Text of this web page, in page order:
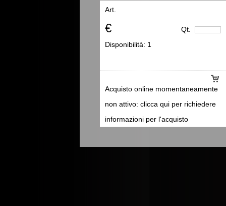
Art.
€ Qt.
Acquisto online momentaneamente
non attivo: clicca qui per richiedere
informazioni per l'acquisto
Disponibilità: 1